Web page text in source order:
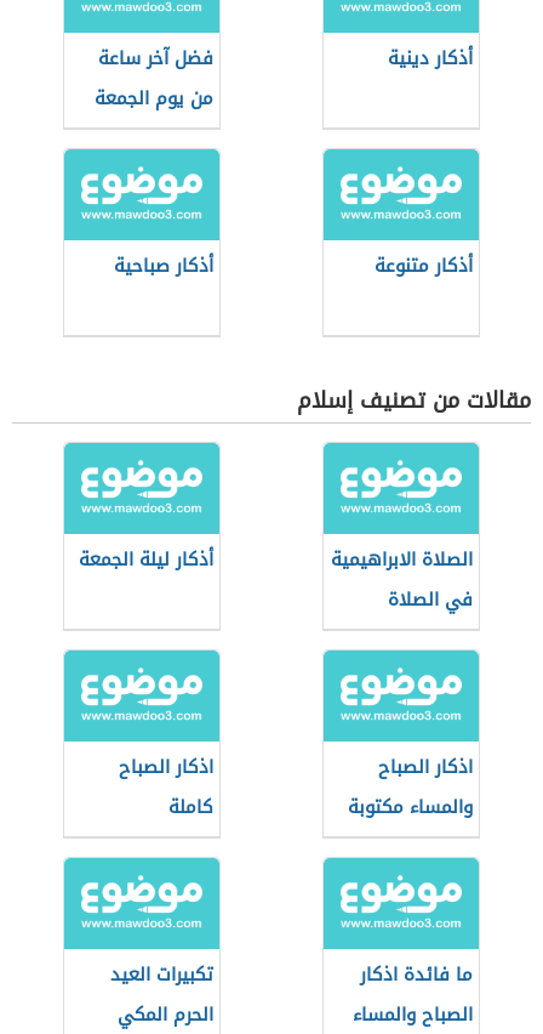
أذكار دينية
فضل آخر ساعة
من يوم الجمعة
أذكار متنوعة أذكار صباحية
مقالات من تصنيف إسلام
الصلاة الابراهيمية
في الصلاة
أذكار ليلة الجمعة
اذكار الصباح
والمساء مكتوبة
اذكار الصباح
كاملة
ما فائدة اذكار
الصباح والمساء
تكبيرات العيد
الحرم المكي